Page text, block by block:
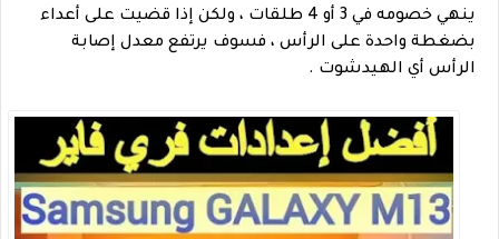
ينهي خصومه في 3 أو 4 طلقات ، ولكن إذا قضيت على أعداء
بضغطة واحدة على الرأس ، فسوف يرتفع معدل إصابة
الرأس أي الهيدشوت .